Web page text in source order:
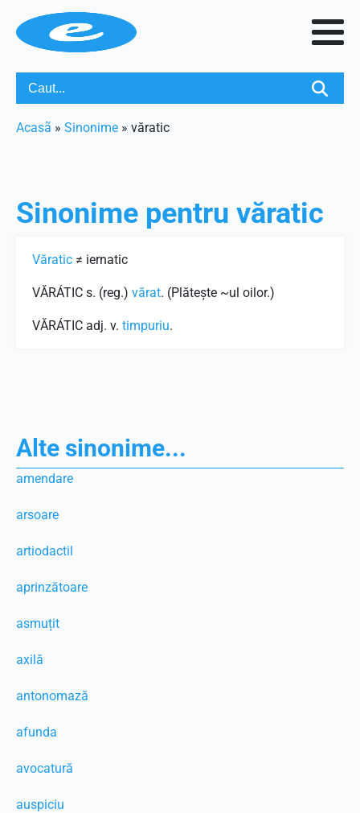
Acasã » Sinonime » văratic
Sinonime pentru văratic
Văratic ≠ iernatic
VĂRÁTIC s. (reg.) vărat. (Plăteşte ~ul oilor.)
VĂRÁTIC adj. v. timpuriu.
Alte sinonime...
amendare
arsoare
artiodactil
aprinzătoare
asmuțit
axilă
antonomază
afunda
avocatură
auspiciu